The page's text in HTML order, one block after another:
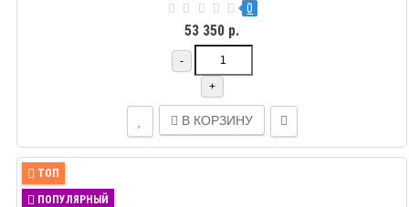
0
53 350 р.
-
+
В КОРЗИНУ
ТОП
ПОПУЛЯРНЫЙ